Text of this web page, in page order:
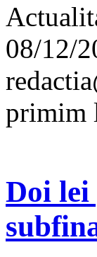
08/12/
primim
Doi lei